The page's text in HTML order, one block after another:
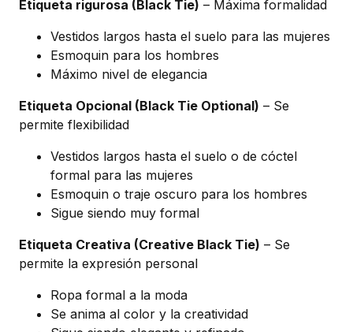
Etiqueta rigurosa (Black Tie) – Máxima formalidad
Vestidos largos hasta el suelo para las mujeres
Esmoquin para los hombres
Máximo nivel de elegancia
Etiqueta Opcional (Black Tie Optional) – Se
permite flexibilidad
Vestidos largos hasta el suelo o de cóctel
formal para las mujeres
Esmoquin o traje oscuro para los hombres
Sigue siendo muy formal
Etiqueta Creativa (Creative Black Tie) – Se
permite la expresión personal
Ropa formal a la moda
Se anima al color y la creatividad